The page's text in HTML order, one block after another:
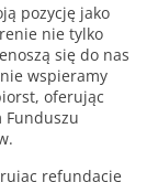
pozycję jako
nie tylko
się do nas
wspieramy
oferując
Funduszu
refundację